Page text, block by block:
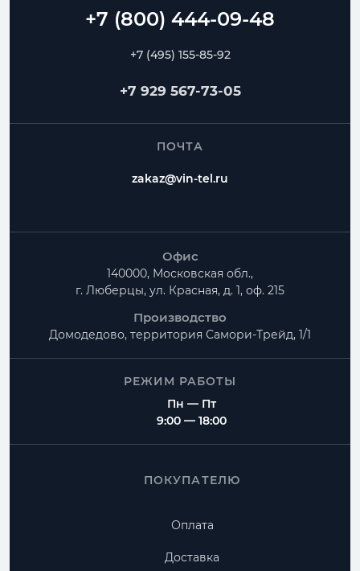
+7 (495) 155-85-92
+7 929 567-73-05
ПОЧТА
zakaz@vin-tel.ru
Офис
140000, Московская обл.,
г. Люберцы, ул. Красная, д. 1, оф. 215
Производство
Домодедово, территория Самори-Трейд, 1/1
РЕЖИМ РАБОТЫ
Пн — Пт
9:00 — 18:00
ПОКУПАТЕЛЮ
Оплата
Доставка